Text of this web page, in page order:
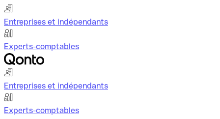
Entreprises et indépendants
Experts-comptables
Entreprises et indépendants
Experts-comptables